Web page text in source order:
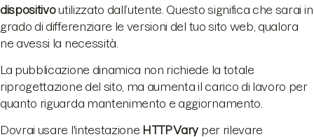
dispositivoutilizzato dall’utente. Questo significa che sarai in
grado di differenziare le versioni del tuo sito web, qualora
ne avessi la necessità.
La pubblicazione dinamica non richiede la totale
riprogettazione del sito, ma aumenta il carico di lavoro per
quanto riguarda mantenimento e aggiornamento.
Dovrai usare l'intestazione HTTP Vary per rilevare